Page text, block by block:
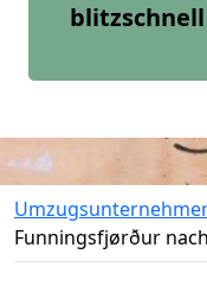
Funningsfjørður